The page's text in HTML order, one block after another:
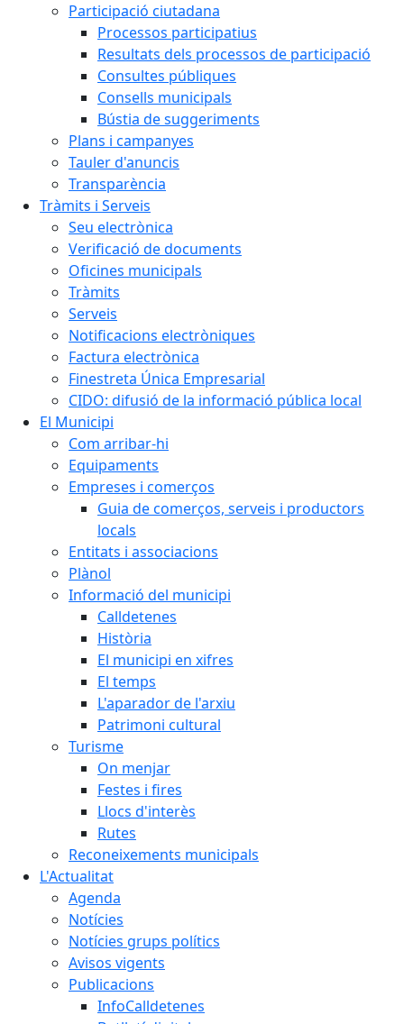
Participació ciutadana
Processos participatius
Resultats dels processos de participació
Consultes públiques
Consells municipals
Bústia de suggeriments
Plans i campanyes
Tauler d'anuncis
Transparència
Tràmits i Serveis
Seu electrònica
Verificació de documents
Oficines municipals
Tràmits
Serveis
Notificacions electròniques
Factura electrònica
Finestreta Única Empresarial
CIDO: difusió de la informació pública local
El Municipi
Com arribar-hi
Equipaments
Empreses i comerços
Guia de comerços, serveis i productors
locals
Entitats i associacions
Plànol
Informació del municipi
Calldetenes
Història
El municipi en xifres
El temps
L'aparador de l'arxiu
Patrimoni cultural
Turisme
On menjar
Festes i fires
Llocs d'interès
Rutes
Reconeixements municipals
L'Actualitat
Agenda
Notícies
Notícies grups polítics
Avisos vigents
Publicacions
InfoCalldetenes